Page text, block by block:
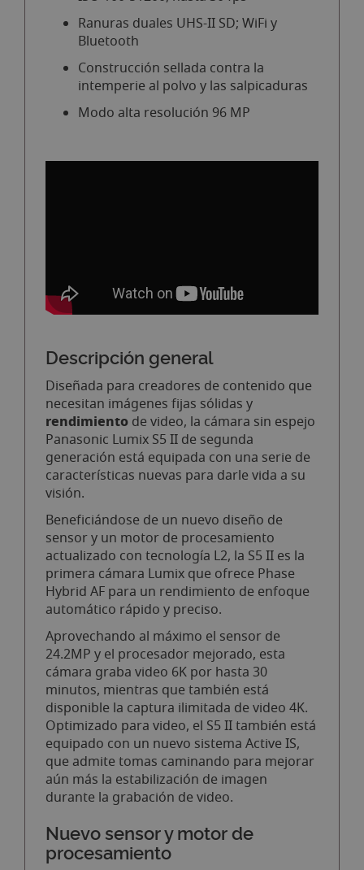
Ranuras duales UHS-II SD; WiFi y
Bluetooth
Construcción sellada contra la
intemperie al polvo y las salpicaduras
Modo alta resolución 96 MP
Descripción general
Diseñada para creadores de contenido que
necesitan imágenes fijas sólidas y
rendimiento de video, la cámara sin espejo
Panasonic Lumix S5 II de segunda
generación está equipada con una serie de
características nuevas para darle vida a su
visión.
Beneficiándose de un nuevo diseño de
sensor y un motor de procesamiento
actualizado con tecnología L2, la S5 II es la
primera cámara Lumix que ofrece Phase
Hybrid AF para un rendimiento de enfoque
automático rápido y preciso.
Aprovechando al máximo el sensor de
24.2MP y el procesador mejorado, esta
cámara graba video 6K por hasta 30
minutos, mientras que también está
disponible la captura ilimitada de video 4K.
Optimizado para video, el S5 II también está
equipado con un nuevo sistema Active IS,
que admite tomas caminando para mejorar
aún más la estabilización de imagen
durante la grabación de video.
Nuevo sensor y motor de
procesamiento